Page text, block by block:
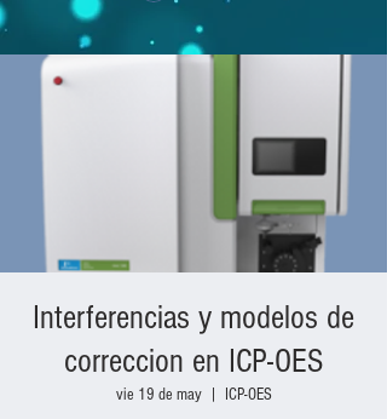
Interferencias y modelos de
correccion en ICP-OES
vie 19 de may
  |
ICP-OES